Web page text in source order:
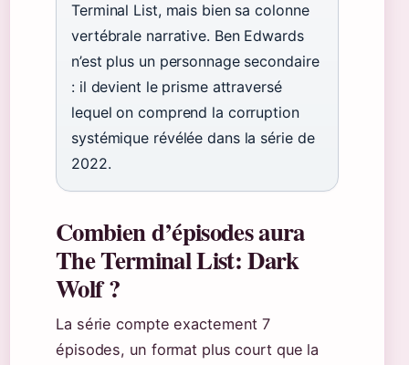
Terminal List, mais bien sa colonne
vertébrale narrative. Ben Edwards
n’est plus un personnage secondaire
: il devient le prisme attraversé
lequel on comprend la corruption
systémique révélée dans la série de
2022.
Combien d’épisodes aura
The Terminal List: Dark
Wolf ?
La série compte exactement 7
épisodes, un format plus court que la